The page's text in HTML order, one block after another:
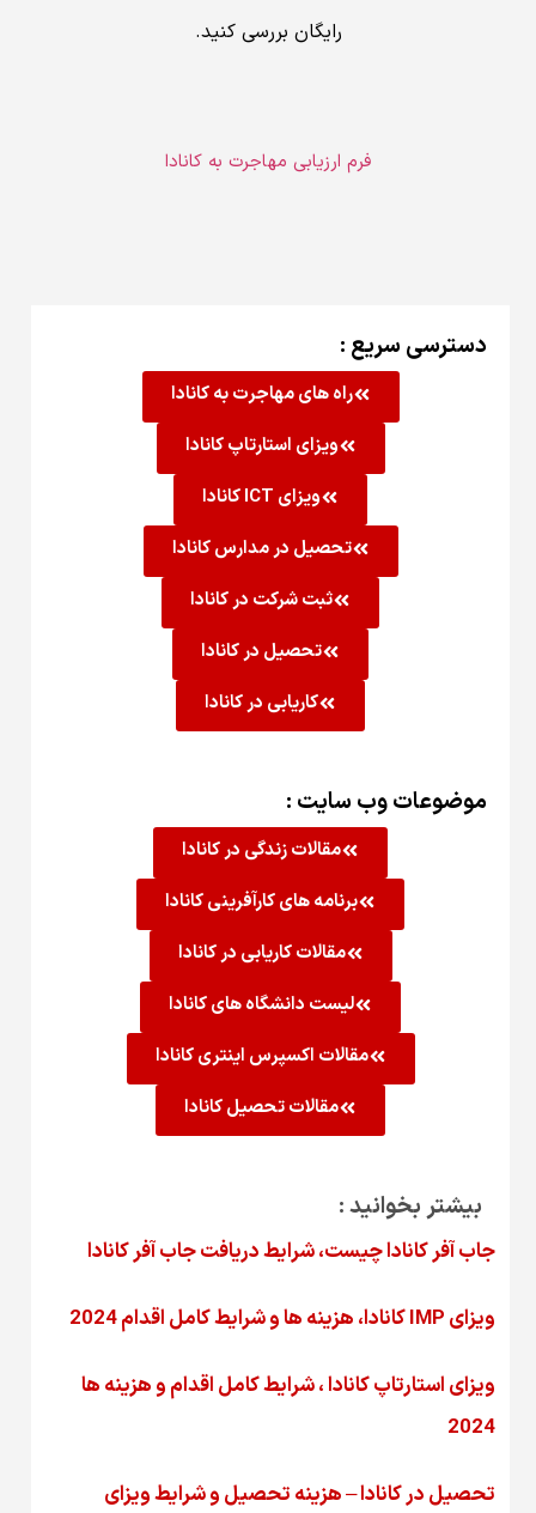
دسترسی سریع :
راه های مهاجرت به کانادا
ویزای استارتاپ کانادا
ویزای ICT کانادا
تحصیل در مدارس کانادا
ثبت شرکت در کانادا
تحصیل در کانادا
کاریابی در کانادا
موضوعات وب سایت :
مقالات زندگی در کانادا
برنامه های کارآفرینی کانادا
مقالات کاریابی در کانادا
لیست دانشگاه های کانادا
مقالات اکسپرس اینتری کانادا
مقالات تحصیل کانادا
بیشتر بخوانید :
جاب آفر کانادا چیست، شرایط دریافت جاب آفر کانادا
ویزای IMP کانادا، هزینه ها و شرایط کامل اقدام 2024
ویزای استارتاپ کانادا ، شرایط کامل اقدام و هزینه ها
2024
تحصیل در کانادا – هزینه‌ تحصیل و شرایط ویزای
رایگان بررسی کنید.
فرم ارزیابی مهاجرت به کانادا